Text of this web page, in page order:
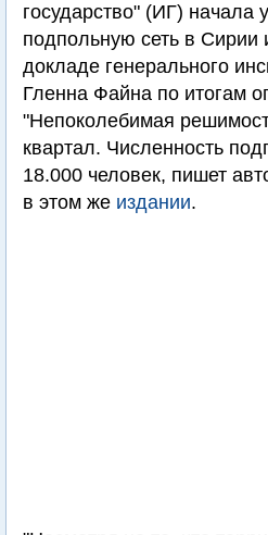
государство" (ИГ) начала
подпольную сеть в Сирии
докладе генерального
Гленна Файна по итогам
"Непоколебимая
квартал. Численность
18.000 человек, пишет
в этом же издании.